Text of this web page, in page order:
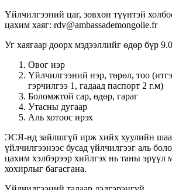
Үйлчилгээний цаг, зөвхөн түүнтэй
цахим хаяг: rdv@ambassademongolie.fr
Уг хаягаар доорх мэдээллийг өдөр бүр
Овог нэр
Үйлчилгээний нэр, төрөл, тоо
гэрчилгээ 1, гадаад паспорт 2 г.м)
Боломжтой сар, өдөр, гараг
Утасны дугаар
Аль хотоос ирэх
ЭСЯ-нд зайлшгүй ирж хийх хуулийн
үйлчилгээнээс бусад үйлчилгээг аль
цахим хэлбэрээр хийлгэх нь таны эрүүл
хохирлыг багасгана.